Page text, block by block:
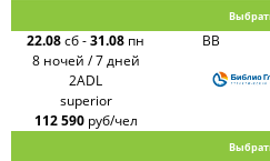
22.08сб-31.08 пн
8 ночей / 7 дней
BB
2ADL
superior
112 590 руб/чел